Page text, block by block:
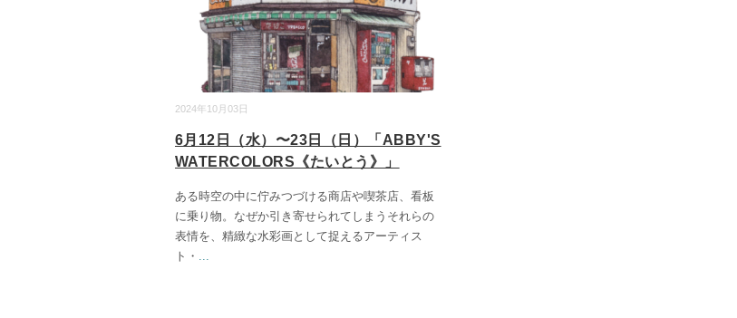
2024年10月03日
6月12日（水）〜23日（日）「ABBY'S
WATERCOLORS《たいとう》」
ある時空の中に佇みつづける商店や喫茶店、看板
に乗り物。なぜか引き寄せられてしまうそれらの
表情を、精緻な水彩画として捉えるアーティス
ト・ ...